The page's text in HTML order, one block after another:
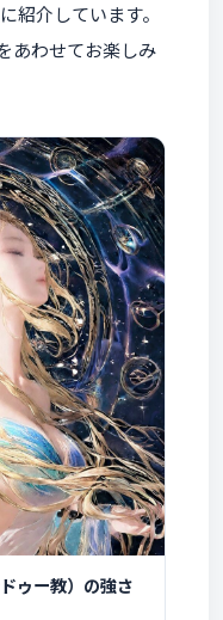
紹介しています。
あわせてお楽しみ
ゥー教）の強さ